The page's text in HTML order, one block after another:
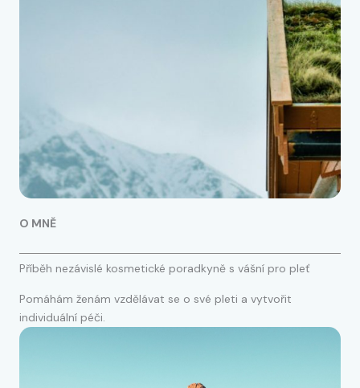
O MNĚ
Příběh nezávislé kosmetické poradkyně s vášní pro pleť
Pomáhám ženám vzdělávat se o své pleti a vytvořit
individuální péči.